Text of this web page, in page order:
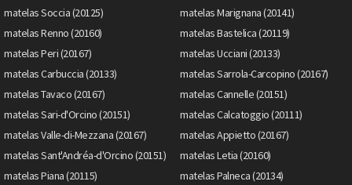
matelas Soccia (20125)
matelas Marignana (20141)
matelas Renno (20160)
matelas Bastelica (20119)
matelas Peri (20167)
matelas Ucciani (20133)
matelas Carbuccia (20133)
matelas Sarrola-Carcopino (20167)
matelas Tavaco (20167)
matelas Cannelle (20151)
matelas Sari-d'Orcino (20151)
matelas Calcatoggio (20111)
matelas Valle-di-Mezzana (20167)
matelas Appietto (20167)
matelas Sant'Andréa-d'Orcino (20151)
matelas Letia (20160)
matelas Piana (20115)
matelas Palneca (20134)